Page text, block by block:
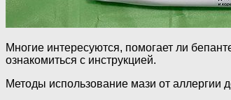
Многие интересуются, помогает ли
ознакомиться с инструкцией.
Методы использование мази от аллергии